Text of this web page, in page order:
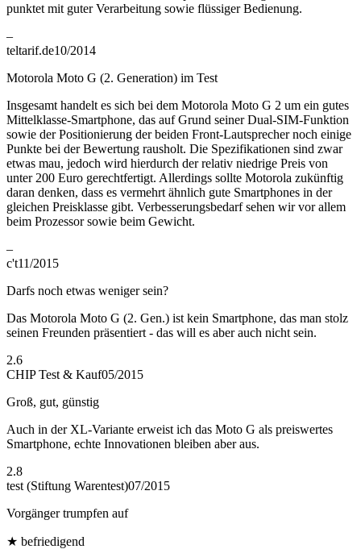
punktet mit guter Verarbeitung sowie flüssiger Bedienung.
–
teltarif.de10/2014
Motorola Moto G (2. Generation) im Test
Insgesamt handelt es sich bei dem Motorola Moto G 2 um ein gutes
Mittelklasse-Smartphone, das auf Grund seiner Dual-SIM-Funktion
sowie der Positionierung der beiden Front-Lautsprecher noch einige
Punkte bei der Bewertung rausholt. Die Spezifikationen sind zwar
etwas mau, jedoch wird hierdurch der relativ niedrige Preis von
unter 200 Euro gerechtfertigt. Allerdings sollte Motorola zukünftig
daran denken, dass es vermehrt ähnlich gute Smartphones in der
gleichen Preisklasse gibt. Verbesserungsbedarf sehen wir vor allem
beim Prozessor sowie beim Gewicht.
–
c't11/2015
Darfs noch etwas weniger sein?
Das Motorola Moto G (2. Gen.) ist kein Smartphone, das man stolz
seinen Freunden präsentiert - das will es aber auch nicht sein.
2.6
CHIP Test & Kauf05/2015
Groß, gut, günstig
Auch in der XL-Variante erweist ich das Moto G als preiswertes
Smartphone, echte Innovationen bleiben aber aus.
2.8
test (Stiftung Warentest)07/2015
Vorgänger trumpfen auf
★ befriedigend